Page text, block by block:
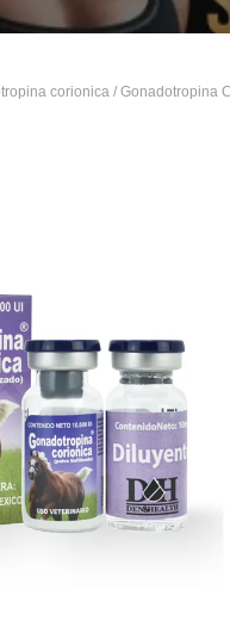
corionica / Gonadotropina